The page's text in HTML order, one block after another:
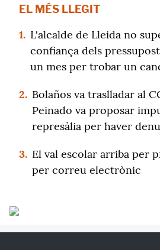
EL MÉS LLEGIT
1. L'alcalde de Lleida no
confiança dels
un mes per trobar un
2. Bolaños va traslladar al
Peinado va proposar
represàlia per haver
3. El val escolar arriba per
per correu electrònic